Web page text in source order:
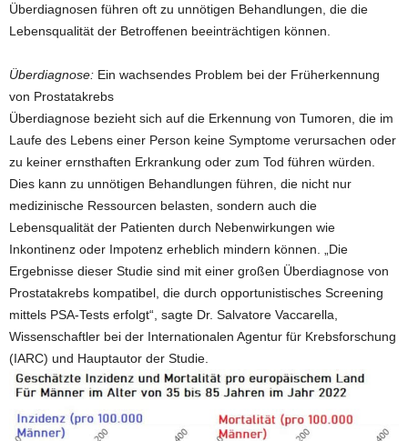
Überdiagnosen führen oft zu unnötigen Behandlungen, die die
Lebensqualität der Betroffenen beeinträchtigen können.
Überdiagnose: Ein wachsendes Problem bei der Früherkennung
von Prostatakrebs
Überdiagnose bezieht sich auf die Erkennung von Tumoren, die im
Laufe des Lebens einer Person keine Symptome verursachen oder
zu keiner ernsthaften Erkrankung oder zum Tod führen würden.
Dies kann zu unnötigen Behandlungen führen, die nicht nur
medizinische Ressourcen belasten, sondern auch die
Lebensqualität der Patienten durch Nebenwirkungen wie
Inkontinenz oder Impotenz erheblich mindern können. „Die
Ergebnisse dieser Studie sind mit einer großen Überdiagnose von
Prostatakrebs kompatibel, die durch opportunistisches Screening
mittels PSA-Tests erfolgt“, sagte Dr. Salvatore Vaccarella,
Wissenschaftler bei der Internationalen Agentur für Krebsforschung
(IARC) und Hauptautor der Studie.